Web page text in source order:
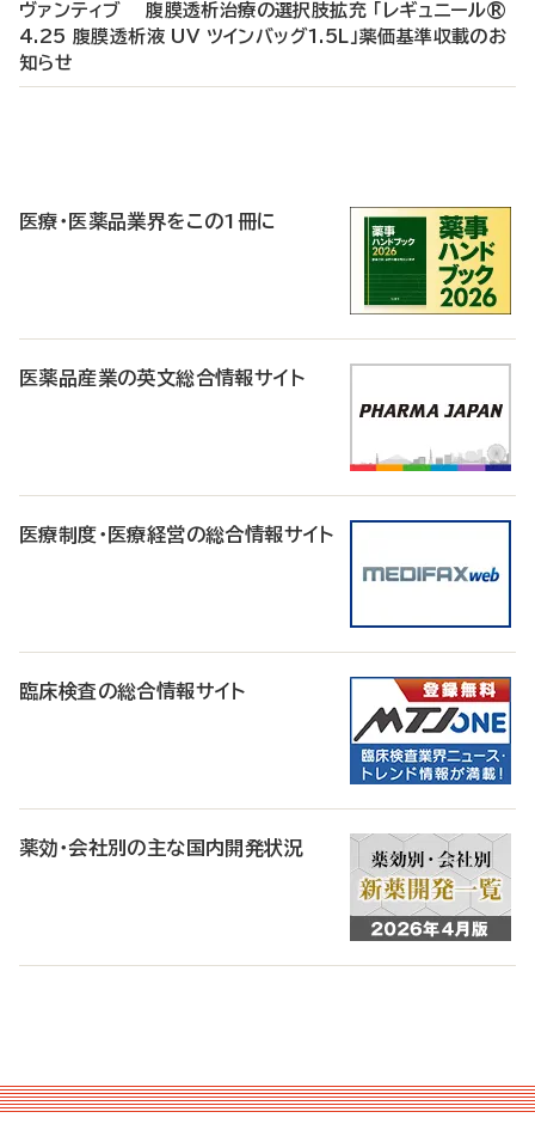
ヴァンティブ 腹膜透析治療の選択肢拡充 「レギュニール®
4.25 腹膜透析液 UV ツインバッグ1.5L」薬価基準収載のお
知らせ
医療・医薬品業界をこの1冊に
医薬品産業の英文総合情報サイト
医療制度・医療経営の総合情報サイト
臨床検査の総合情報サイト
薬効・会社別の主な国内開発状況